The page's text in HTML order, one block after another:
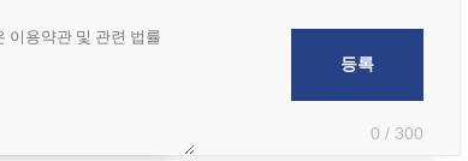
0 / 300